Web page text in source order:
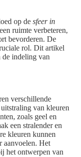
op de sfeer in
ruimte verbeteren,
bevorderen. De
rol. Dit artikel
de indeling van
verschillende
van kleuren
zoals geel en
een stralender en
kleuren kunnen
aanvoelen. Het
het ontwerpen van